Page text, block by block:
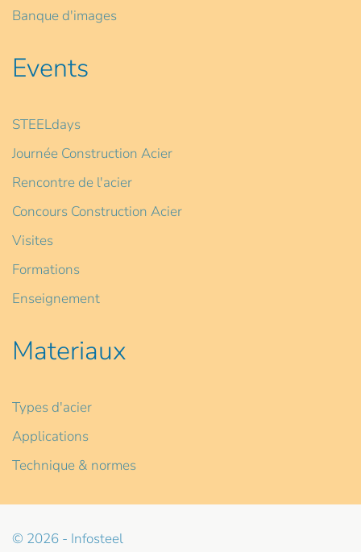
Banque d'images
Events
STEELdays
Journée Construction Acier
Rencontre de l'acier
Concours Construction Acier
Visites
Formations
Enseignement
Materiaux
Types d'acier
Applications
Technique & normes
© 2026 - Infosteel